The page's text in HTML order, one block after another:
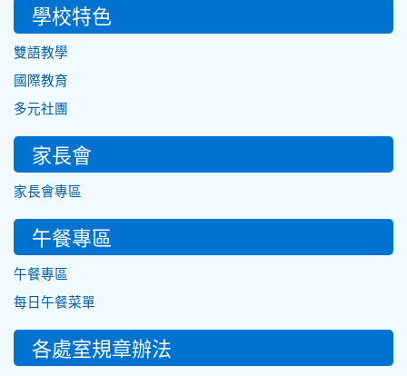
學校特色
雙語教學
國際教育
多元社團
家長會
家長會專區
午餐專區
午餐專區
每日午餐菜單
各處室規章辦法